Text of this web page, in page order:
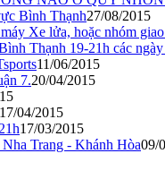
Bình Thạnh27/08/2015
Xe lửa, hoặc nhóm
Thạnh 19-21h các
11/06/2015
7.20/04/2015
17/04/2015
17/03/2015
Trang - Khánh Hòa09/